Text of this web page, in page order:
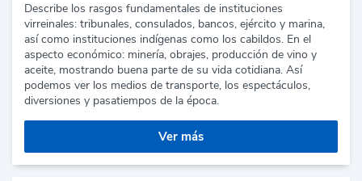
Describe los rasgos fundamentales de instituciones
virreinales: tribunales, consulados, bancos, ejército y marina,
así como instituciones indígenas como los cabildos. En el
aspecto económico: minería, obrajes, producción de vino y
aceite, mostrando buena parte de su vida cotidiana. Así
podemos ver los medios de transporte, los espectáculos,
diversiones y pasatiempos de la época.
Ver más